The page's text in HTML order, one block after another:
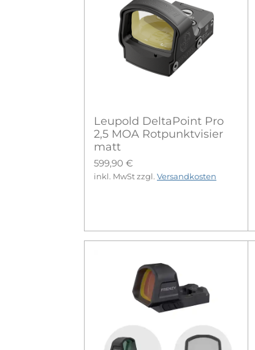
Leupold DeltaPoint Pro
2,5 MOA Rotpunktvisier
matt
599,90 €
inkl. MwSt zzgl. Versandkosten